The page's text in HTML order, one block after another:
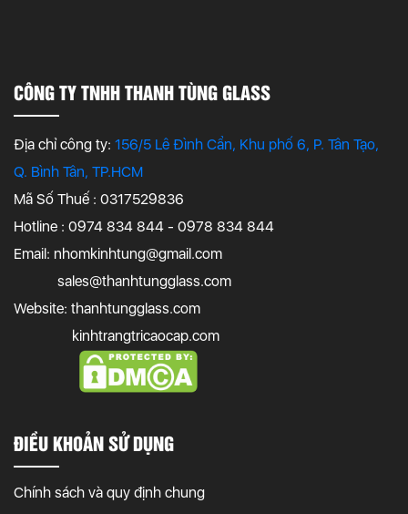
CÔNG TY TNHH THANH TÙNG GLASS
Địa chỉ công ty: 156/5 Lê Đình Cẩn, Khu phố 6, P. Tân Tạo,
Q. Bình Tân, TP.HCM
Mã Số Thuế : 0317529836
Hotline : 0974 834 844 - 0978 834 844
Email: nhomkinhtung@gmail.com
sales@thanhtungglass.com
Website: thanhtungglass.com
kinhtrangtricaocap.com
ĐIỀU KHOẢN SỬ DỤNG
Chính sách và quy định chung